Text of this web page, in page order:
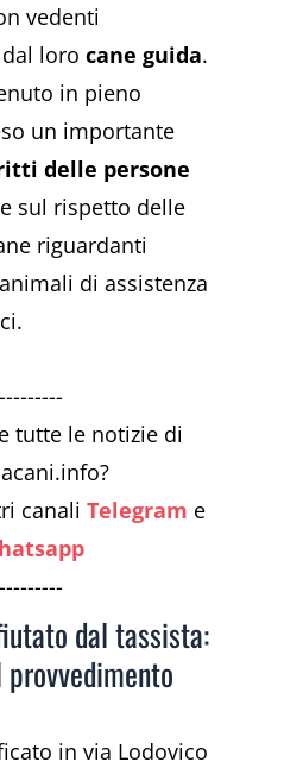
vedenti
dal lorocane guida.
in pieno
un importante
delle persone
e sul rispetto delle
riguardanti
di assistenza
---------
tutte le notizie di
canaliTelegram e
---------
dal tassista:
in via Lodovico